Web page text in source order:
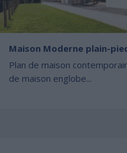
Maison Moderne plain-
Plan de maison
de maison englobe...